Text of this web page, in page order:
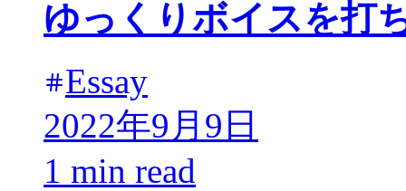
ゆっくりボイスを打
Essay
2022年9月9日
1 min read